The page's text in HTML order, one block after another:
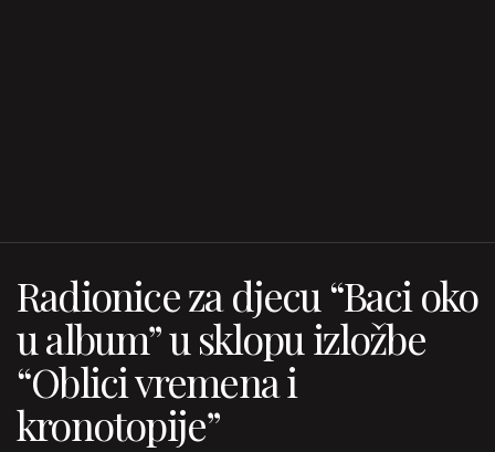
Radionice za djecu “Baci oko
u album” u sklopu izložbe
“Oblici vremena i
kronotopije”